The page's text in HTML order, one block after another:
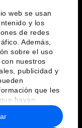
web se usan
y los
de redes
Además,
sobre el uso
nuestros
publicidad y
que les
hayan
que haya
de uso